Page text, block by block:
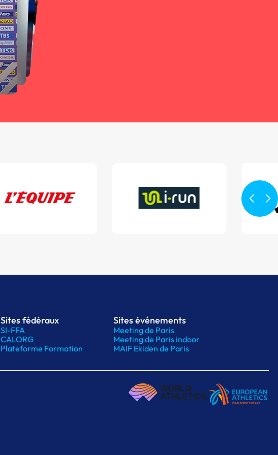
Sites fédéraux
SI-FFA
CALORG
Plateforme Formation
Sites événements
Meeting de Paris
Meeting de Paris indoor
MAIF Ekiden de Paris